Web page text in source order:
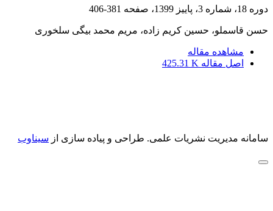
دوره 18، شماره 3، پاییز 1399، صفحه 381-406
حسن قاسملو، حسین کریم زاده، مریم محمد بیگی سلخوری
مشاهده مقاله
اصل مقاله 425.31 K
سامانه مدیریت نشریات علمی. طراحی و پیاده سازی از سیناوب